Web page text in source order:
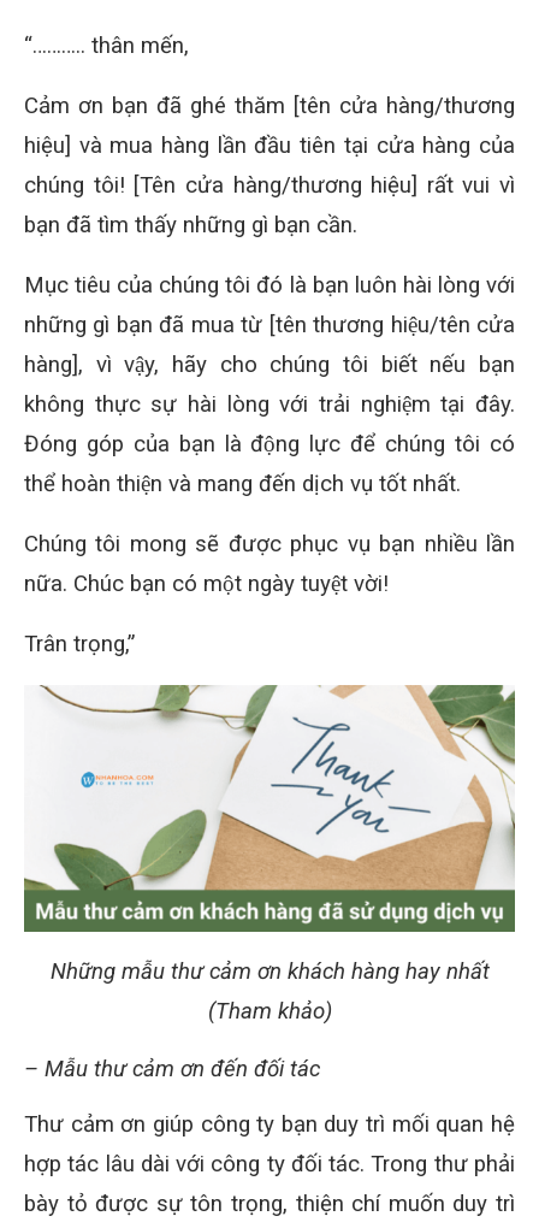
“……….. thân mến,
Cảm ơn bạn đã ghé thăm [tên cửa hàng/thương
hiệu] và mua hàng lần đầu tiên tại cửa hàng của
chúng tôi! [Tên cửa hàng/thương hiệu] rất vui vì
bạn đã tìm thấy những gì bạn cần.
Mục tiêu của chúng tôi đó là bạn luôn hài lòng với
những gì bạn đã mua từ [tên thương hiệu/tên cửa
hàng], vì vậy, hãy cho chúng tôi biết nếu bạn
không thực sự hài lòng với trải nghiệm tại đây.
Đóng góp của bạn là động lực để chúng tôi có
thể hoàn thiện và mang đến dịch vụ tốt nhất.
Chúng tôi mong sẽ được phục vụ bạn nhiều lần
nữa. Chúc bạn có một ngày tuyệt vời!
Trân trọng,”
Những mẫu thư cảm ơn khách hàng hay nhất
(Tham khảo)
– Mẫu thư cảm ơn đến đối tác
Thư cảm ơn giúp công ty bạn duy trì mối quan hệ
hợp tác lâu dài với công ty đối tác. Trong thư phải
bày tỏ được sự tôn trọng, thiện chí muốn duy trì